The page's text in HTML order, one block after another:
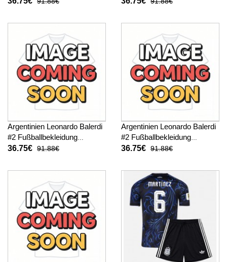
hosen)
Argentinien Leonardo Balerdi
#2 Fußballbekleidung
Heimtrikot Kinder WM 2026
36.75€ 91.88€
Argentinien Leonardo Balerdi
#2 Fußballbekleidung
Auswärtstrikot Kinder WM
hosen)
36.75€ 91.88€